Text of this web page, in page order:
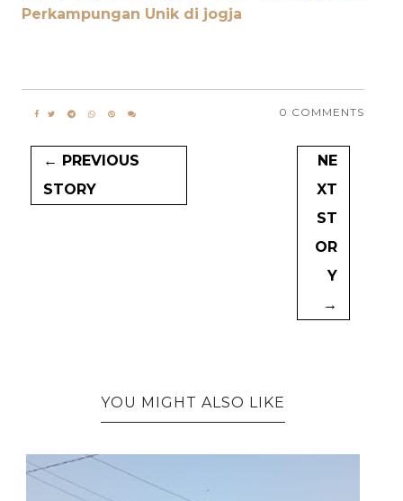
Perkampungan Unik di jogja
0 COMMENTS
← PREVIOUS
STORY
NE
XT
ST
OR
Y
→
YOU MIGHT ALSO LIKE